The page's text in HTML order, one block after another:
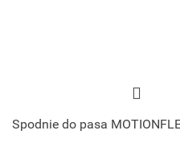
Spodnie do pasa